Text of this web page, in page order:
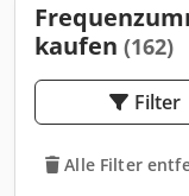
kaufen (162)
Filter
Alle Filter